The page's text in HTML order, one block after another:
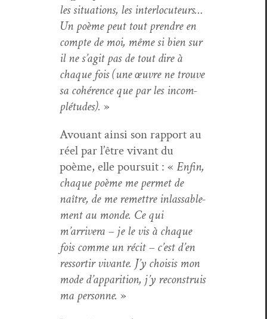
les sit­u­a­tions, les inter­locu­teurs…
Un poème peut tout pren­dre en
compte de moi, même si bien sur
il ne s’agit pas de tout dire à
chaque fois (une œuvre ne trou­ve
sa cohérence que par les incom­
plé­tudes). »
Avouant ain­si son rap­port au
réel par l’être vivant du
poème, elle pour­suit : « Enfin,
chaque poème me per­met de
naître, de me remet­tre inlass­able­
ment au monde. Ce qui
m’arrivera – je le vis à chaque
fois comme un réc­it – c’est d’en
ressor­tir vivante. J’y choi­sis mon
mode d’apparition, j’y recon­stru­is
ma per­son­ne. »